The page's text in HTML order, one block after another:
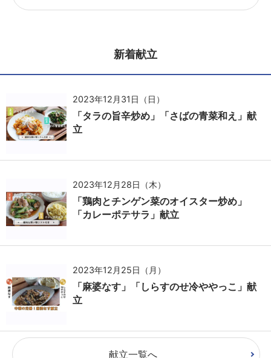
新着献立
2023年12月31日（日）
「タラの旨辛炒め」「さばの青菜和え」献
立
2023年12月28日（木）
「鶏肉とチンゲン菜のオイスター炒め」
「カレーポテサラ」献立
2023年12月25日（月）
「麻婆なす」「しらすのせ冷ややっこ」献
立
献立一覧へ